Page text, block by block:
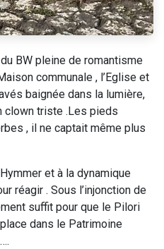
BW pleine de romantisme
communale , l’Eglise et
baignée dans la lumière,
clown triste .Les pieds
, il ne captait même plus
et à la dynamique
réagir . Sous l’injonction de
suffit pour que le Pilori
dans le Patrimoine